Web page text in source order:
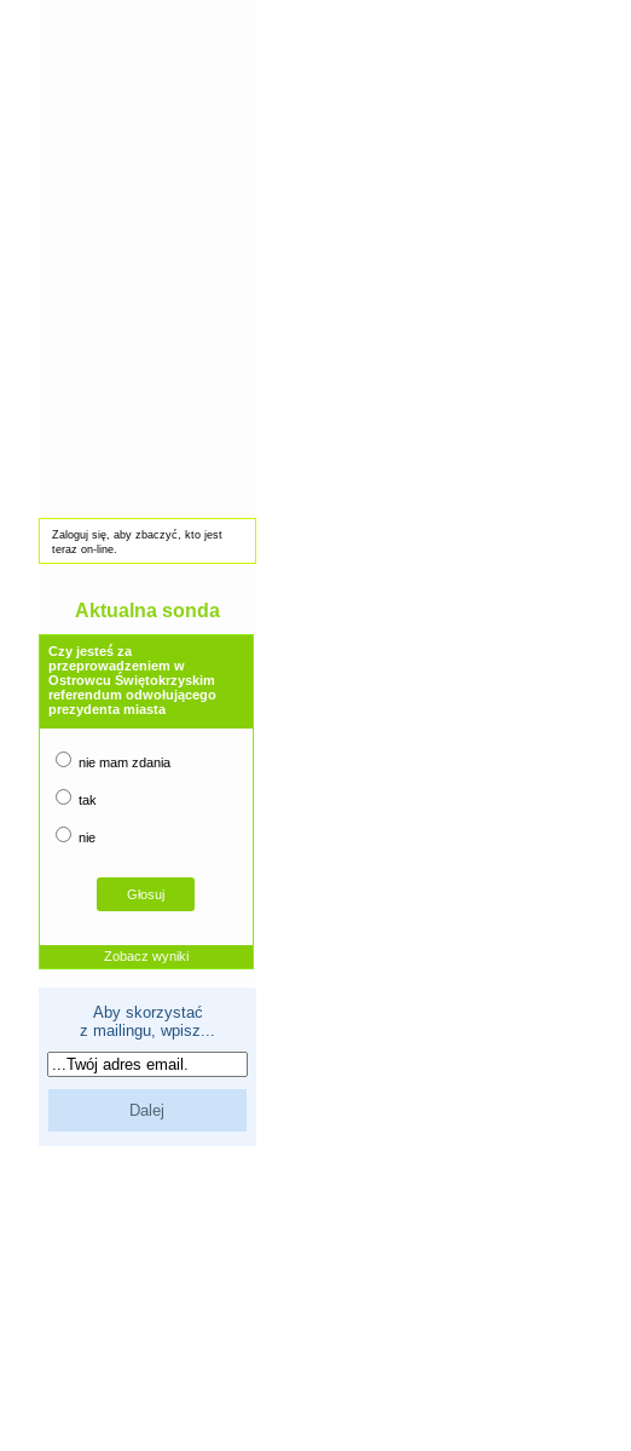
Zaloguj się, aby zbaczyć, kto jest
teraz on-line.
Aktualna sonda
Czy jesteś za
przeprowadzeniem w
Ostrowcu Świętokrzyskim
referendum odwołującego
prezydenta miasta
nie mam zdania
tak
nie
Zobacz wyniki
Aby skorzystać
z mailingu, wpisz...